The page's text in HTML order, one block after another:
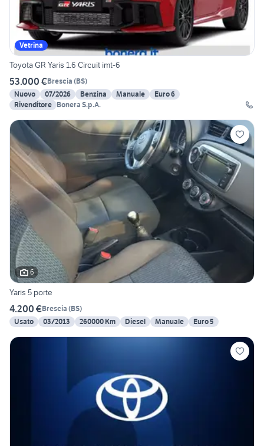
Vetrina
Toyota GR Yaris 1.6 Circuit imt-6
53.000 €Brescia (BS)
Nuovo
07/2026 Benzina Manuale
Euro 6
Rivenditore Bonera S.p.A.
6
Yaris 5 porte
4.200 €Brescia (BS)
Usato
03/2013 260000 Km Diesel Manuale Euro 5